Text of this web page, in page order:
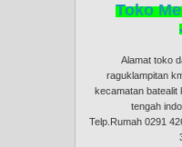
Toko
Alamat toko
raguklampitan
kecamatan batealit
tengah
Telp.Rumah 0291